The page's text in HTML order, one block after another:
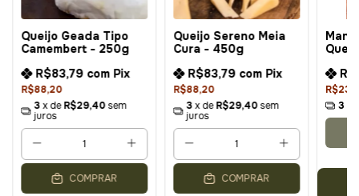
Queijo Geada Tipo
Camembert - 250g
R$88,20
R$83,79 com Pix
3x deR$29,40 sem
juros
COMPRAR
Queijo Sereno Meia
Cura - 450g
R$88,20
R$83,79 com Pix
3 x deR$29,40 sem
juros
COMPRAR
3